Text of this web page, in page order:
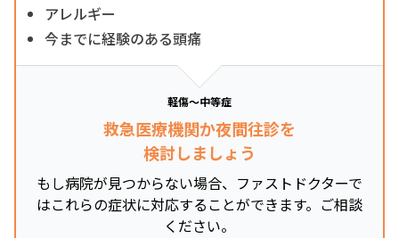
アレルギー
今までに経験のある頭痛
軽傷～中等症
救急医療機関か夜間往診を
検討しましょう
もし病院が見つからない場合、ファストドクターで
はこれらの症状に対応することができます。ご相談
ください。